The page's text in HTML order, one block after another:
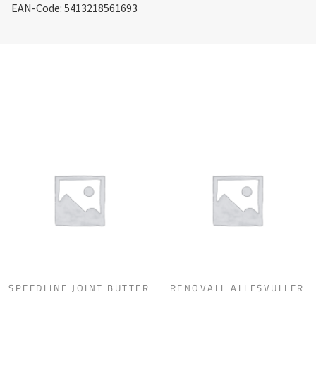
EAN-Code: 5413218561693
SPEEDLINE JOINT BUTTER RENOVALL ALLESVULLER